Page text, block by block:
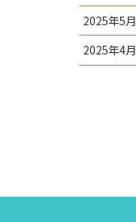
2025年5月
2025年4月